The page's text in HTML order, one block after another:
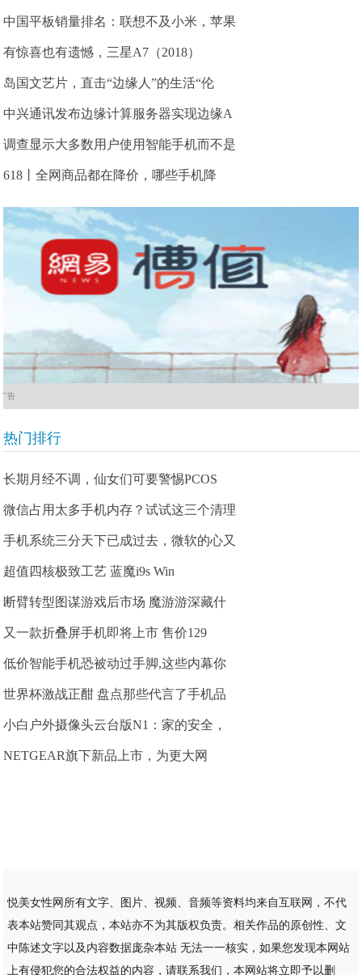
中国平板销量排名：联想不及小米，苹果
有惊喜也有遗憾，三星A7（2018）
岛国文艺片，直击“边缘人”的生活“伦
中兴通讯发布边缘计算服务器实现边缘A
调查显示大多数用户使用智能手机而不是
618丨全网商品都在降价，哪些手机降
广告
热门排行
长期月经不调，仙女们可要警惕PCOS
微信占用太多手机内存？试试这三个清理
手机系统三分天下已成过去，微软的心又
超值四核极致工艺 蓝魔i9s Win
断臂转型图谋游戏后市场 魔游游深藏什
又一款折叠屏手机即将上市 售价129
低价智能手机恐被动过手脚,这些内幕你
世界杯激战正酣 盘点那些代言了手机品
小白户外摄像头云台版N1：家的安全，
NETGEAR旗下新品上市，为更大网
悦美女性网所有文字、图片、视频、音频等资料均来自互联网，不代
表本站赞同其观点，本站亦不为其版权负责。相关作品的原创性、文
中陈述文字以及内容数据庞杂本站 无法一一核实，如果您发现本网站
上有侵犯您的合法权益的内容，请联系我们，本网站将立即予以删